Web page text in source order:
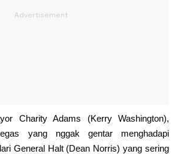
Charity Adams (Kerry Washington),
yang nggak gentar menghadapi
General Halt (Dean Norris) yang sering